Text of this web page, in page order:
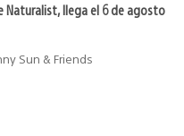
Naturalist, llega el 6 de agosto
Sun & Friends